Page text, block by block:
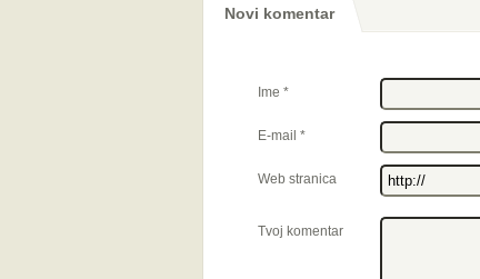
Novi komentar
Ime *
E-mail *
Web stranica
Tvoj komentar